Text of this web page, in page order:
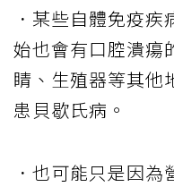
．某些自體免疫
始也會有口腔潰瘍
睛、生殖器等其他
患貝歇氏病。
．也可能只是因